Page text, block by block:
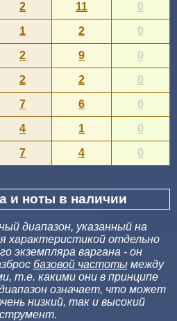
2 11 0
1 2 0
2 9 0
2 2 0
7 6 0
4 1 0
7 4 0
и ноты в наличии
диапазон, указанный на
характеристикой отдельно
экземпляра варгана - он
базовой частотымежду
т.е. какими они в принципе
означает, что может
низкий, так и высокий